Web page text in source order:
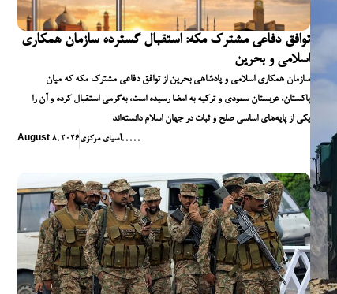
توافق دفاعی مشترک مکه: استقبال گسترده سازمان همکاری
اسلامی و بحرین
سازمان همکاری اسلامی و پادشاهی بحرین از توافق دفاعی مشترک مکه که میان
پاکستان، عربستان سعودی و ترکیه به امضا رسیده است، به‌گرمی استقبال کرده و آن را
یکی از پایه‌های اساسی صلح و ثبات در جهان اسلام دانسته‌اند
August 8, 2026آسیای مرکزی, , , , ,